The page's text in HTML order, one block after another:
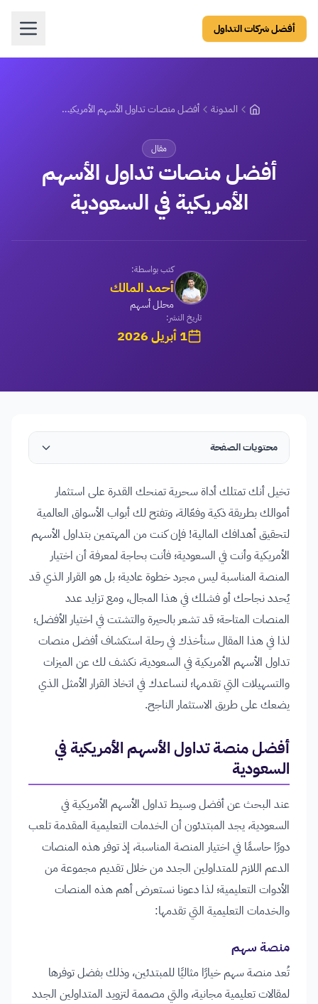
أفضل شركات التداول
المدونة أفضل منصات تداول الأسهم الأمريكية في السعودية
مقال
أفضل منصات تداول الأسهم
الأمريكية في السعودية
كتب بواسطة:
أحمد المالك
محلل أسهم
تاريخ النشر:
1 أبريل 2026
محتويات الصفحة
تخيل أنك تمتلك أداة سحرية تمنحك القدرة على استثمار
أموالك بطريقة ذكية وفعّالة، وتفتح لك أبواب الأسواق العالمية
لتحقيق أهدافك المالية! فإن كنت من المهتمين بتداول الأسهم
الأمريكية وأنت في السعودية؛ فأنت بحاجة لمعرفة أن اختيار
المنصة المناسبة ليس مجرد خطوة عادية؛ بل هو القرار الذي قد
يُحدد نجاحك أو فشلك في هذا المجال، ومع تزايد عدد
المنصات المتاحة؛ قد تشعر بالحيرة والتشتت في اختيار الأفضل؛
لذا في هذا المقال سنأخذك في رحلة استكشاف أفضل منصات
تداول الأسهم الأمريكية في السعودية، نكشف لك عن الميزات
والتسهيلات التي تقدمها؛ لنساعدك في اتخاذ القرار الأمثل الذي
يضعك على طريق الاستثمار الناجح.
أفضل منصة تداول الأسهم الأمريكية في
السعودية
عند البحث عن أفضل وسيط تداول الأسهم الأمريكية في
السعودية، يجد المبتدئون أن الخدمات التعليمية المقدمة تلعب
دورًا حاسمًا في اختيار المنصة المناسبة، إذ توفر هذه المنصات
الدعم اللازم للمتداولين الجدد من خلال تقديم مجموعة من
الأدوات التعليمية؛ لذا دعونا نستعرض أهم هذه المنصات
والخدمات التعليمية التي تقدمها:
منصة سهم
تُعد منصة سهم خيارًا مثاليًا للمبتدئين، وذلك بفضل توفرها
لمقالات تعليمية مجانية، والتي مصممة لتزويد المتداولين الجدد